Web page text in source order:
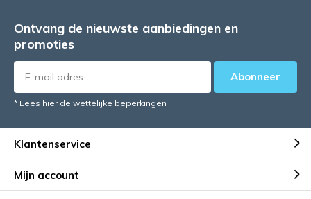
Ontvang de nieuwste aanbiedingen en
promoties
Abonneer
* Lees hier de wettelijke beperkingen
Klantenservice
Mijn account